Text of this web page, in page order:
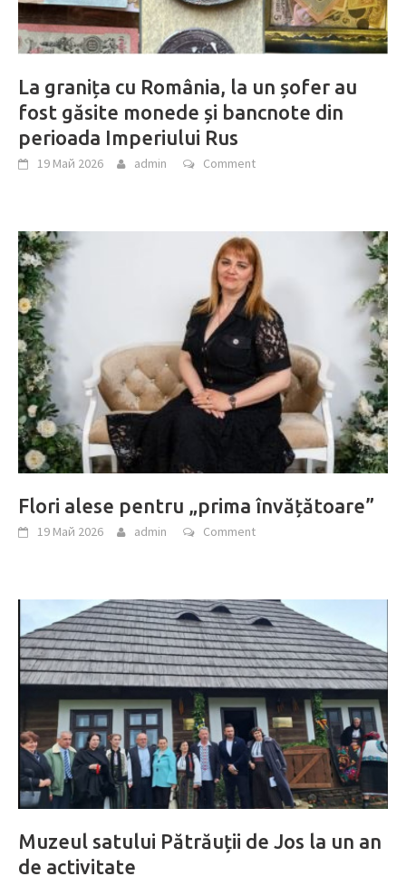
La granița cu România, la un șofer au
fost găsite monede și bancnote din
perioada Imperiului Rus
19 Май 2026 admin Comment
Flori alese pentru „prima învățătoare”
19 Май 2026 admin Comment
Muzeul satului Pătrăuții de Jos la un an
de activitate